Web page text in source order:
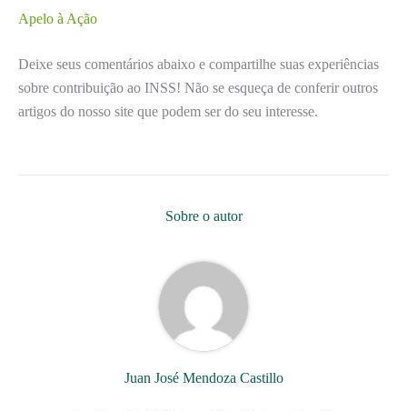
Apelo à Ação
Deixe seus comentários abaixo e compartilhe suas experiências
sobre contribuição ao INSS! Não se esqueça de conferir outros
artigos do nosso site que podem ser do seu interesse.
Sobre o autor
Juan José Mendoza Castillo